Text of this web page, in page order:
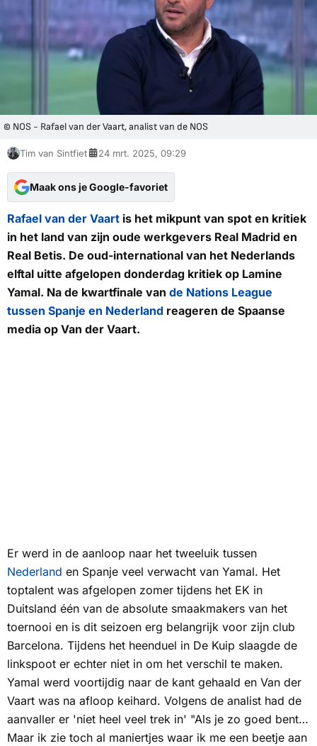
© NOS - Rafael van der Vaart, analist van de NOS
Tim van Sintfiet 24 mrt. 2025, 09:29
Maak ons je Google-favoriet
Rafael van der Vaart is het mikpunt van spot en kritiek
in het land van zijn oude werkgevers Real Madrid en
Real Betis. De oud-international van het Nederlands
elftal uitte afgelopen donderdag kritiek op Lamine
Yamal. Na de kwartfinale van de Nations League
tussen Spanje en Nederland reageren de Spaanse
media op Van der Vaart.
Er werd in de aanloop naar het tweeluik tussen
Nederland en Spanje veel verwacht van Yamal. Het
toptalent was afgelopen zomer tijdens het EK in
Duitsland één van de absolute smaakmakers van het
toernooi en is dit seizoen erg belangrijk voor zijn club
Barcelona. Tijdens het heenduel in De Kuip slaagde de
linkspoot er echter niet in om het verschil te maken.
Yamal werd voortijdig naar de kant gehaald en Van der
Vaart was na afloop keihard. Volgens de analist had de
aanvaller er 'niet heel veel trek in' "Als je zo goed bent…
Maar ik zie toch al maniertjes waar ik me een beetje aan